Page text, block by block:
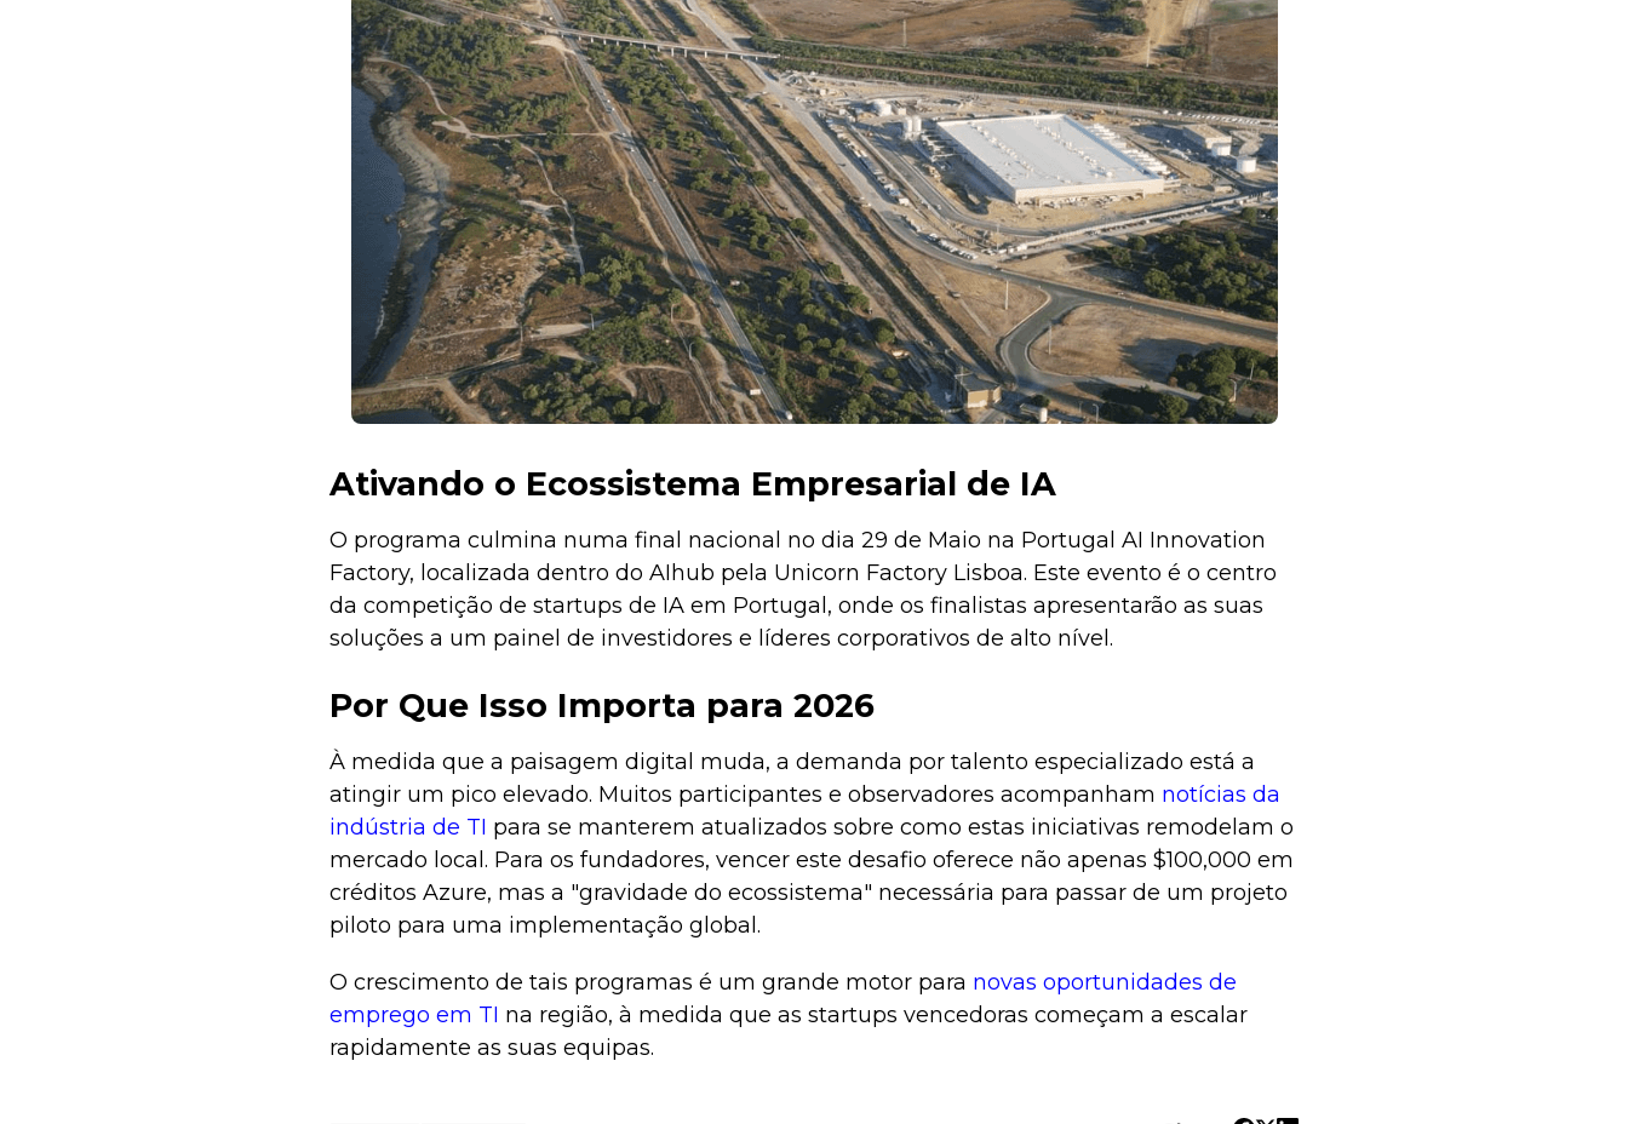
Ativando o Ecossistema Empresarial de IA
O programa culmina numa final nacional no dia 29 de Maio na Portugal AI Innovation
Factory, localizada dentro do AIhub pela Unicorn Factory Lisboa. Este evento é o centro
da competição de startups de IA em Portugal, onde os finalistas apresentarão as suas
soluções a um painel de investidores e líderes corporativos de alto nível.
Por Que Isso Importa para 2026
À medida que a paisagem digital muda, a demanda por talento especializado está a
atingir um pico elevado. Muitos participantes e observadores acompanham notícias da
indústria de TI para se manterem atualizados sobre como estas iniciativas remodelam o
mercado local. Para os fundadores, vencer este desafio oferece não apenas $100,000 em
créditos Azure, mas a "gravidade do ecossistema" necessária para passar de um projeto
piloto para uma implementação global.
O crescimento de tais programas é um grande motor para novas oportunidades de
emprego em TI na região, à medida que as startups vencedoras começam a escalar
rapidamente as suas equipas.